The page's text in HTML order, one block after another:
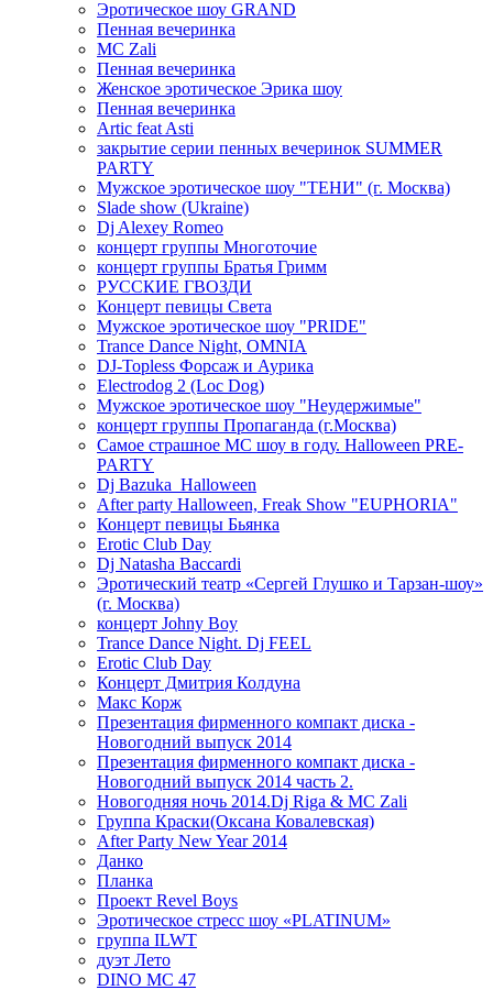
Эротическое шоу GRAND
Пенная вечеринка
MC Zali
Пенная вечеринка
Женское эротическое Эрика шоу
Пенная вечеринка
Artic feat Asti
закрытие серии пенных вечеринок SUMMER
PARTY
Мужское эротическое шоу "ТЕНИ" (г. Москва)
Slade show (Ukraine)
Dj Alexey Romeo
концерт группы Многоточие
концерт группы Братья Гримм
РУССКИЕ ГВОЗДИ
Концерт певицы Света
Мужское эротическое шоу "PRIDE"
Trance Dance Night, OMNIA
DJ-Topless Форсаж и Аурика
Electrodog 2 (Loc Dog)
Мужское эротическое шоу "Неудержимые"
концерт группы Пропаганда (г.Москва)
Самое страшное МС шоу в году. Halloween PRE-
PARTY
Dj Bazuka_Halloween
After party Halloween, Freak Show "EUPHORIA"
Концерт певицы Бьянка
Erotic Club Day
Dj Natasha Baccardi
Эротический театр «Сергей Глушко и Тарзан-шоу»
(г. Москва)
концерт Johny Boy
Trance Dance Night. Dj FEEL
Erotic Club Day
Концерт Дмитрия Колдуна
Макс Корж
Презентация фирменного компакт диска -
Новогодний выпуск 2014
Презентация фирменного компакт диска -
Новогодний выпуск 2014 часть 2.
Новогодняя ночь 2014.Dj Riga & MC Zali
Группа Краски(Оксана Ковалевская)
After Party New Year 2014
Данко
Планка
Проект Revel Boys
Эротическое стресс шоу «PLATINUM»
группа ILWT
дуэт Лето
DINO MC 47